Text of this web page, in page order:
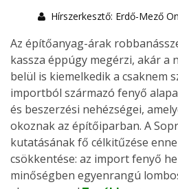
Hírszerkesztő: Erdő-Mező
Az építőanyag-árak
kassza éppúgy megérzi, akár a
belül is kiemelkedik a csaknem
importból származó fenyő
és beszerzési nehézségei,
okoznak az építőiparban. A
kutatásának fő célkitűzése
csökkentése: az import fenyő
minőségben egyenrangú